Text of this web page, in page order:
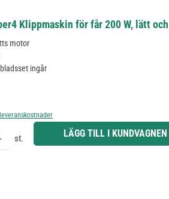
Klippmaskin för får 200 W, lätt
motor
ingår
önskat belopp eller använd knapparna för att
st. LÄGG TILL I KUNDVAGNEN